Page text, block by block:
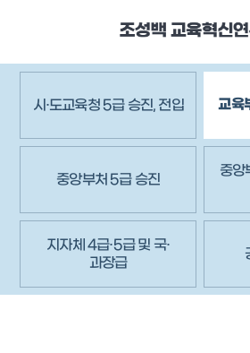
시·도교육청 5급 승진, 전입 교육
중앙부처 5급 승진
중앙
지자체 4급·5급 및 국·
과장급